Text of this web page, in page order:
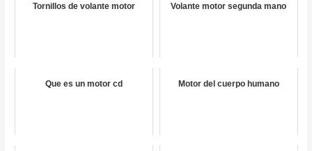
Tornillos de volante motor Volante motor segunda mano
Que es un motor cd Motor del cuerpo humano